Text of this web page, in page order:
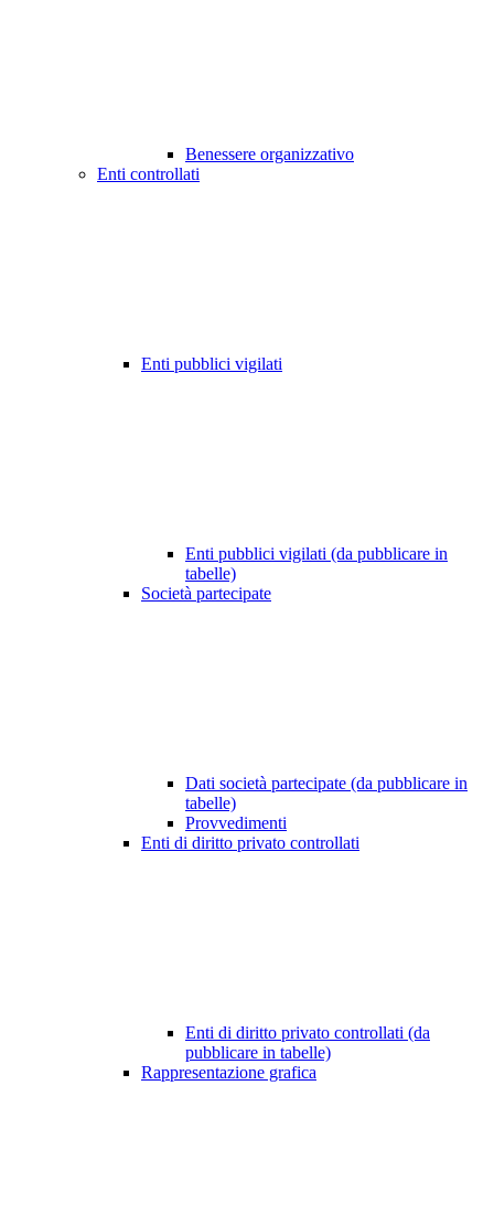
Benessere organizzativo
Enti controllati
Enti pubblici vigilati
Enti pubblici vigilati (da pubblicare in
tabelle)
Società partecipate
Dati società partecipate (da pubblicare in
tabelle)
Provvedimenti
Enti di diritto privato controllati
Enti di diritto privato controllati (da
pubblicare in tabelle)
Rappresentazione grafica